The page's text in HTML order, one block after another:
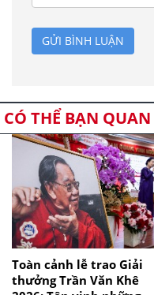
GỬI BÌNH LUẬN
CÓ THỂ BẠN
Toàn cảnh lễ trao Giải
thưởng Trần Văn Khê